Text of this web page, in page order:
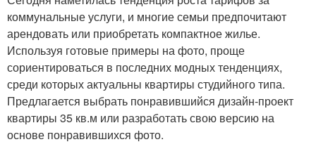
коммунальные услуги, и многие семьи предпочитают
арендовать или приобретать компактное жилье.
Используя готовые примеры на фото, проще
сориентироваться в последних модных тенденциях,
среди которых актуальны квартиры студийного типа.
Предлагается выбрать понравившийся дизайн-проект
квартиры 35 кв.м или разработать свою версию на
основе понравившихся фото.